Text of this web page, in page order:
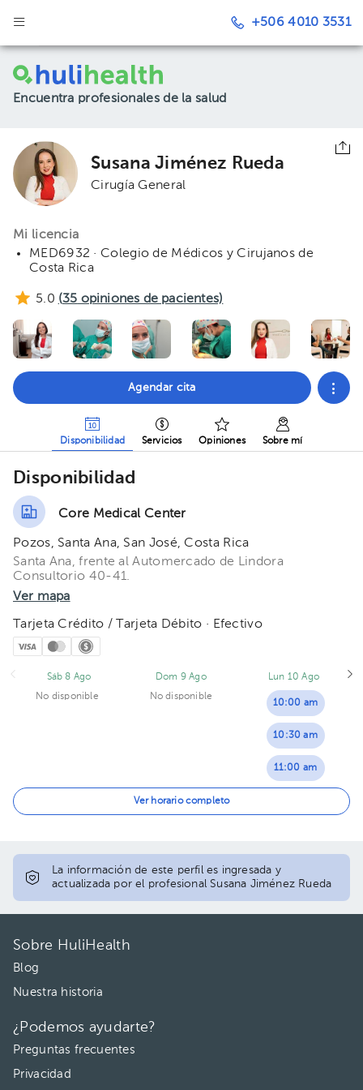
+506 4010 3531
Encuentra profesionales de la salud
Susana Jiménez Rueda
Cirugía General
Mi licencia
MED6932 · Colegio de Médicos y Cirujanos de
Costa Rica
5.0 (35 opiniones de pacientes)
Agendar cita
Disponibilidad Servicios Opiniones Sobre mí
Disponibilidad
Core Medical Center
Pozos, Santa Ana, San José, Costa Rica
Santa Ana, frente al Automercado de Lindora
Consultorio 40-41.
Ver mapa
Tarjeta Crédito / Tarjeta Débito · Efectivo
Sáb 8 Ago
No disponible
Dom 9 Ago
No disponible
Lun 10 Ago
10:00 am
10:30 am
11:00 am
Ver horario completo
La información de este perfil es ingresada y
actualizada por el profesional Susana Jiménez Rueda
Sobre HuliHealth
Blog
Nuestra historia
¿Podemos ayudarte?
Preguntas frecuentes
Privacidad